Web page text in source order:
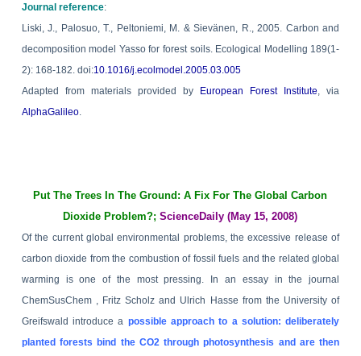
Journal reference:
Liski, J., Palosuo, T., Peltoniemi, M. & Sievänen, R., 2005. Carbon and
decomposition model Yasso for forest soils. Ecological Modelling 189(1-
2): 168-182. doi:10.1016/j.ecolmodel.2005.03.005
Adapted from materials provided by European Forest Institute , via
AlphaGalileo.
Put The Trees In The Ground: A Fix For The Global Carbon
Dioxide Problem?; ScienceDaily (May 15, 2008)
Of the current global environmental problems, the excessive release of
carbon dioxide from the combustion of fossil fuels and the related global
warming is one of the most pressing. In an essay in the journal
ChemSusChem , Fritz Scholz and Ulrich Hasse from the University of
Greifswald introduce a possible approach to a solution: deliberately
planted forests bind the CO2 through photosynthesis and are then